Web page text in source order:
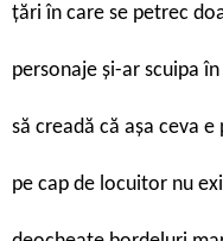
țări în care se petrec
personaje și-ar scuipa
să creadă că așa ceva
pe cap de locuitor nu